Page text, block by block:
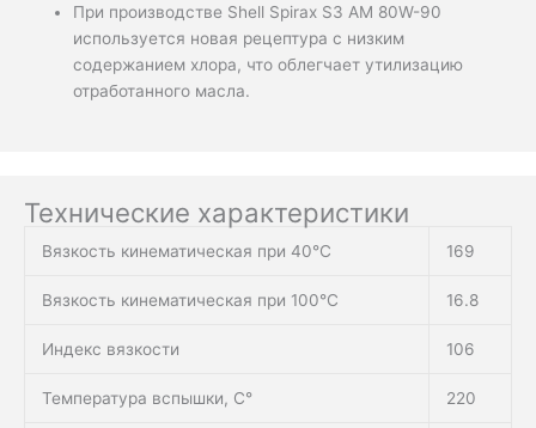
При производстве Shell Spirax S3 AM 80W-90
используется новая рецептура с низким
содержанием хлора, что облегчает утилизацию
отработанного масла.
Технические характеристики
Вязкость кинематическая при 40°С 169
Вязкость кинематическая при 100°С 16.8
Индекс вязкости 106
Температура вспышки, С° 220